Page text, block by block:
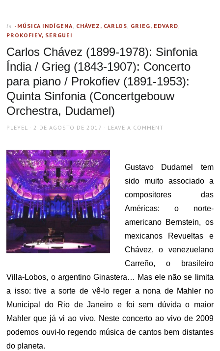
In -MÚSICA INDÍGENA, CHÁVEZ, CARLOS, GRIEG, EDVARD,
PROKOFIEV, SERGUEI
Carlos Chávez (1899-1978): Sinfonia
Índia / Grieg (1843-1907): Concerto
para piano / Prokofiev (1891-1953):
Quinta Sinfonia (Concertgebouw
Orchestra, Dudamel)
AUTHOR
PLEYEL
POSTED
2 DE AGOSTO DE 2017 LEAVE A COMMENT
Gustavo Dudamel tem
sido muito associado a
compositores das
Américas: o norte-
americano Bernstein, os
mexicanos Revueltas e
Chávez, o venezuelano
Carreño, o brasileiro
Villa-Lobos, o argentino Ginastera… Mas ele não se limita
a isso: tive a sorte de vê-lo reger a nona de Mahler no
Municipal do Rio de Janeiro e foi sem dúvida o maior
Mahler que já vi ao vivo. Neste concerto ao vivo de 2009
podemos ouvi-lo regendo música de cantos bem distantes
do planeta.